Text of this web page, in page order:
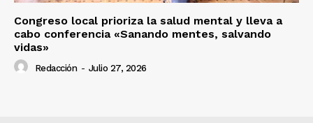
Congreso local prioriza la salud mental y lleva a
cabo conferencia «Sanando mentes, salvando
vidas»
Redacción - Julio 27, 2026